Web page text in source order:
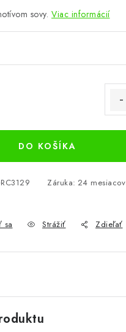
od zmluvy
sovy. Viac informácií
DO KOŠÍKA
Záruka: 24 mesiacov
sa Strážiť Zdieľať